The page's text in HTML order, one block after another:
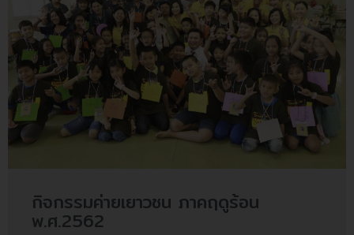
กิจกรรมค่ายเยาวชน ภาคฤดูร้อน
พ.ศ.2562